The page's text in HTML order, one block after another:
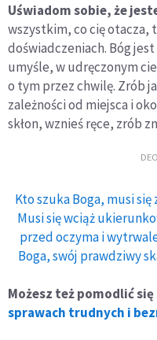
Uświadom sobie, że
wszystkim, co cię
doświadczeniach. Bóg
umyśle, w udręczonym
o tym przez chwilę. Zrób
zależności od miejsca i
skłon, wznieś ręce, zrób
Kto szuka Boga, musi
Musi się wciąż
przed oczyma i
Boga, swój prawdziwy
Możesz też pomodlić się
sprawach trudnych i